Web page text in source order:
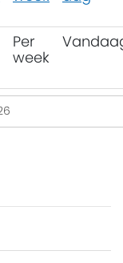
Per
week